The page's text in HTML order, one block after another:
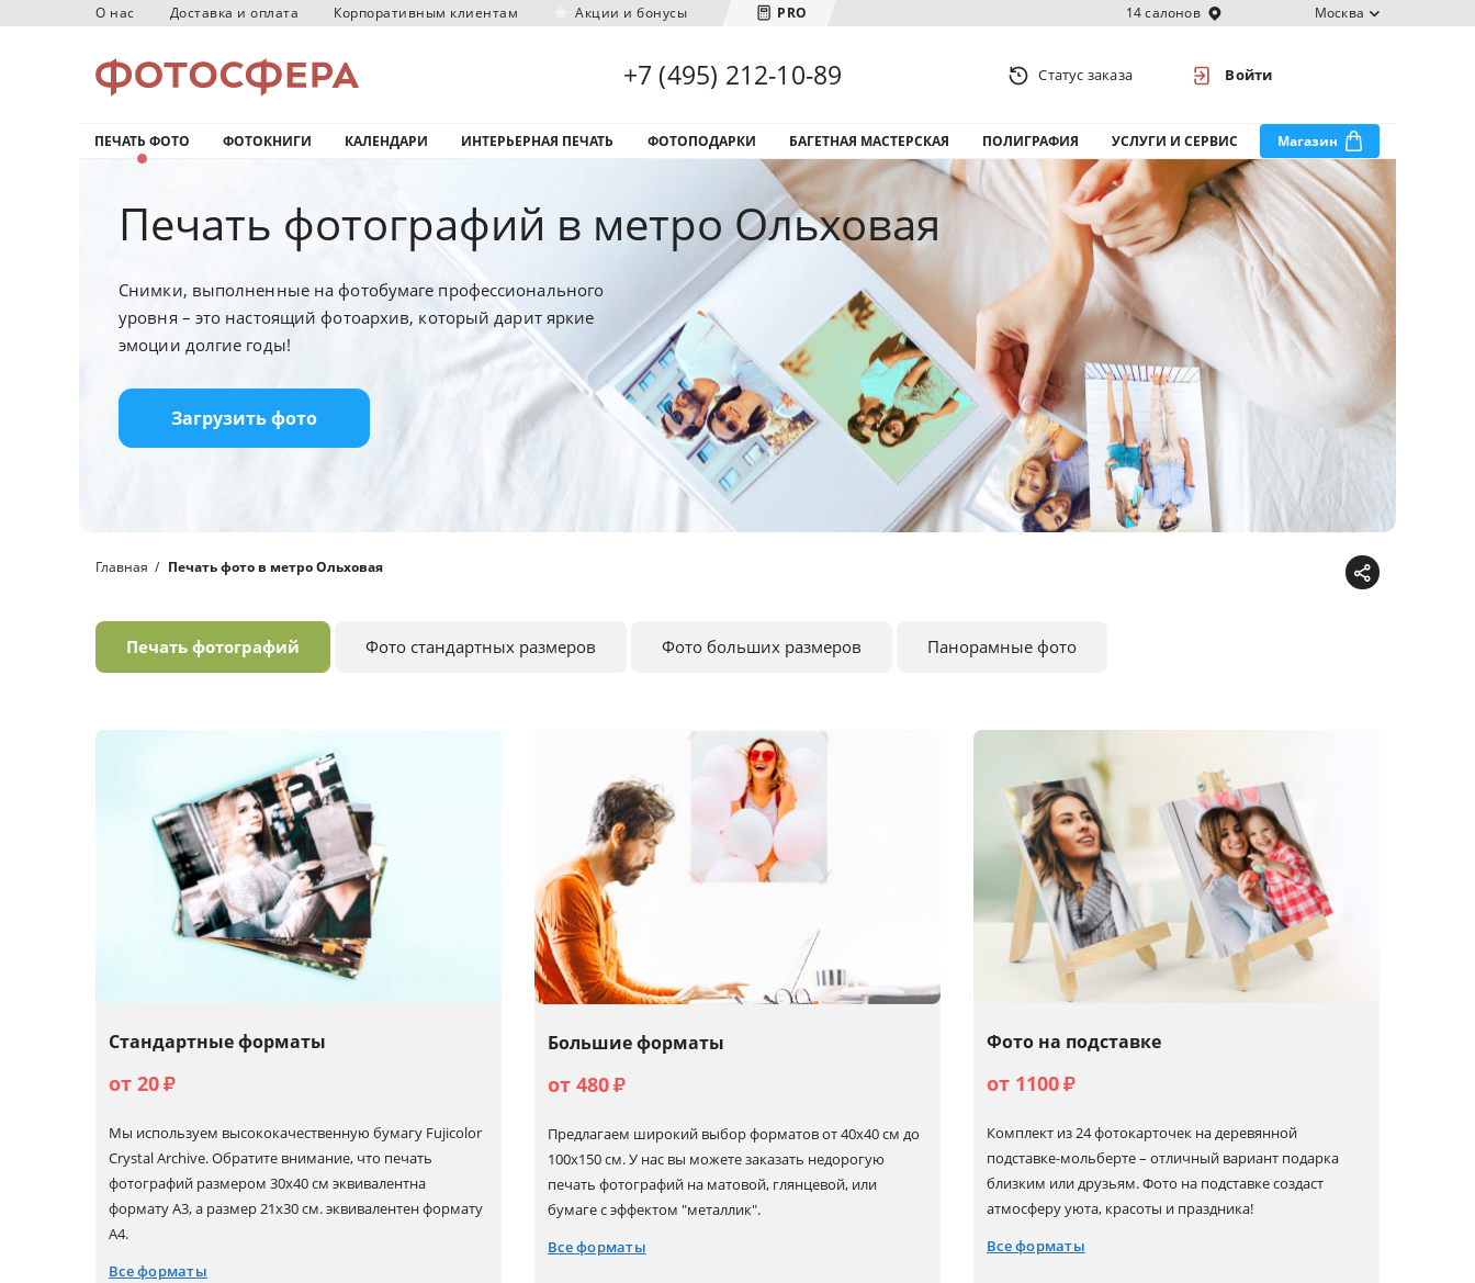
О нас Доставка и оплата Корпоративным клиентам Акции и бонусы PRO 14 салонов Москва
Загрузка городов...
+7 (495) 212-10-89 Статус заказа Войти
ПЕЧАТЬ ФОТО ФОТОКНИГИ КАЛЕНДАРИ ИНТЕРЬЕРНАЯ ПЕЧАТЬ ФОТОПОДАРКИ БАГЕТНАЯ МАСТЕРСКАЯ ПОЛИГРАФИЯ УСЛУГИ И СЕРВИС Магазин
Печать фотографий в метро Ольховая
Снимки, выполненные на фотобумаге профессионального
уровня – это настоящий фотоархив, который дарит яркие
эмоции долгие годы!
Загрузить фото
Главная Печать фото в метро Ольховая
Печать фотографий Фото стандартных размеров Фото больших размеров Панорамные фото
Стандартные форматы
от 20₽
Мы используем высококачественную бумагу Fujicolor
Crystal Archive. Обратите внимание, что печать
фотографий размером 30х40 см эквивалентна
формату А3, а размер 21х30 см. эквивалентен формату
А4.
Все форматы
Большие форматы
от 480₽
Предлагаем широкий выбор форматов от 40х40 см до
100х150 см. У нас вы можете заказать недорогую
печать фотографий на матовой, глянцевой, или
бумаге с эффектом "металлик".
Все форматы
Фото на подставке
от 1100₽
Комплект из 24 фотокарточек на деревянной
подставке-мольберте – отличный вариант подарка
близким или друзьям. Фото на подставке создаст
атмосферу уюта, красоты и праздника!
Все форматы